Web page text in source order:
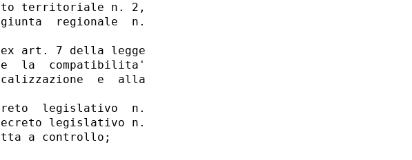
territoriale n. 2,
regionale  n.
art. 7 della legge
la  compatibilita'
e  alla
legislativo  n.
legislativo n.
a controllo;